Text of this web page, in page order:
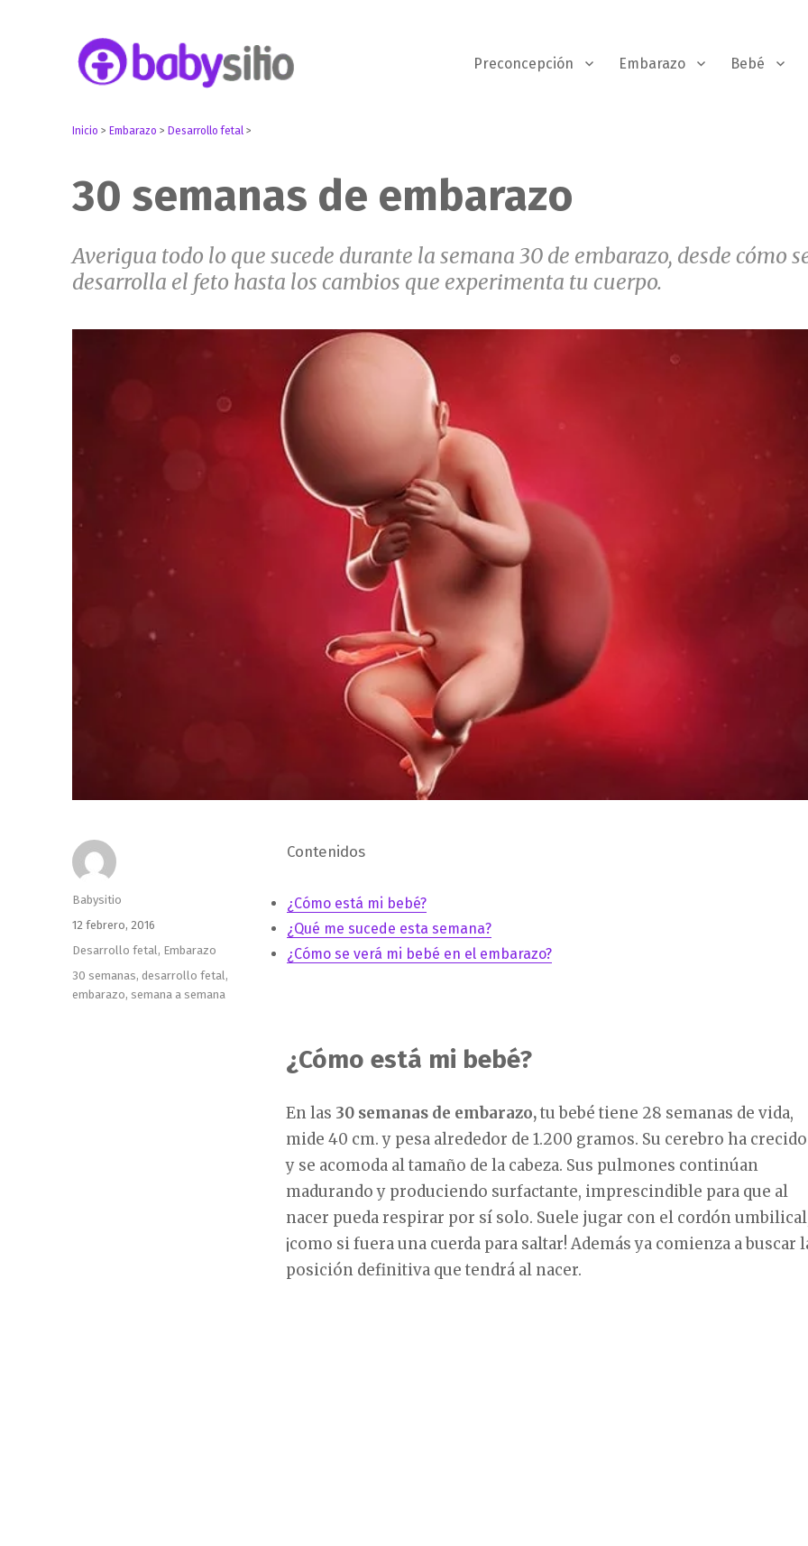
Preconcepción Embarazo Bebé
Inicio > Embarazo > Desarrollo fetal >
30 semanas de embarazo
Averigua todo lo que sucede durante la semana 30 de embarazo, desde cómo
desarrolla el feto hasta los cambios que experimenta tu cuerpo.
Contenidos
¿Cómo está mi bebé?
¿Qué me sucede esta semana?
¿Cómo se verá mi bebé en el embarazo?
¿Cómo está mi bebé?
En las 30 semanas de embarazo,tu bebé tiene 28 semanas de vida,
mide 40 cm. y pesa alrededor de 1.200 gramos. Su cerebro ha crecido
y se acomoda al tamaño de la cabeza. Sus pulmones continúan
madurando y produciendo surfactante, imprescindible para que al
nacer pueda respirar por sí solo. Suele jugar con el cordón
¡como si fuera una cuerda para saltar! Además ya comienza a buscar
posición definitiva que tendrá al nacer.
Autor
Babysitio
Publicado
12 febrero, 2016
Categorías
Desarrollo fetal , Embarazo
Etiquetas
30 semanas,desarrollo fetal ,
embarazo, semana a semana